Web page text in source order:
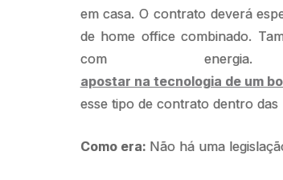
em casa. O contrato deverá
de home office combinado.
com
apostar na tecnologia de um
esse tipo de contrato dentro das
Como era: Não há uma